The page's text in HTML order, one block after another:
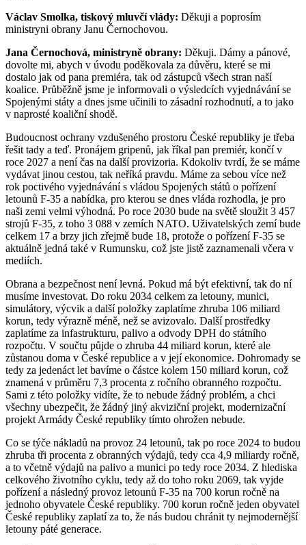
Václav Smolka, tiskový mluvčí vlády: Děkuji a poprosím
ministryni obrany Janu Černochovou.
Jana Černochová, ministryně obrany: Děkuji. Dámy a pánové,
dovolte mi, abych v úvodu poděkovala za důvěru, které se mi
dostalo jak od pana premiéra, tak od zástupců všech stran naší
koalice. Průběžně jsme je informovali o výsledcích vyjednávání se
Spojenými státy a dnes jsme učinili to zásadní rozhodnutí, a to jako
v naprosté koaliční shodě.
Budoucnost ochrany vzdušeného prostoru České republiky je třeba
řešit tady a teď. Pronájem gripenů, jak říkal pan premiér, končí v
roce 2027 a není čas na další provizoria. Kdokoliv tvrdí, že se máme
vydávat jinou cestou, tak neříká pravdu. Máme za sebou více než
rok poctivého vyjednávání s vládou Spojených států o pořízení
letounů F-35 a nabídka, pro kterou se dnes vláda rozhodla, je pro
naši zemi velmi výhodná. Po roce 2030 bude na světě sloužit 3 457
strojů F-35, z toho 3 088 v zemích NATO. Uživatelských zemí bude
celkem 17 a brzy jich zřejmě bude 18, protože o pořízení F-35 se
aktuálně jedná také v Rumunsku, což jste jistě zaznamenali včera v
mediích.
Obrana a bezpečnost není levná. Pokud má být efektivní, tak do ní
musíme investovat. Do roku 2034 celkem za letouny, munici,
simulátory, výcvik a další položky zaplatíme zhruba 106 miliard
korun, tedy výrazně méně, než se avizovalo. Další prostředky
zaplatíme za infastrukturu, palivo a odvody DPH do státního
rozpočtu. V součtu půjde o zhruba 44 miliard korun, které ale
zůstanou doma v České republice a v její ekonomice. Dohromady se
tedy za jedenáct let bavíme o částce kolem 150 miliard korun, což
znamená v průměru 7,3 procenta z ročního obranného rozpočtu.
Sami z této položky vidíte, že to nebude žádný problém, a chci
všechny ubezpečit, že žádný jiný akviziční projekt, modernizační
projekt Armády České republiky tímto ohrožen nebude.
Co se týče nákladů na provoz 24 letounů, tak po roce 2024 to budou
zhruba tři procenta z obranných výdajů, tedy cca 4,9 miliardy ročně,
a to včetně výdajů na palivo a munici po tedy roce 2034. Z hlediska
celkového životního cyklu, tedy až do toho roku 2069, tak vyjde
pořízení a následný provoz letounů F-35 na 700 korun ročně na
jednoho obyvatele České republiky. 700 korun ročně jeden obyvatel
České republiky zaplatí za to, že nás budou chránit ty nejmodernější
letouny páté generace.